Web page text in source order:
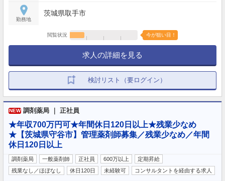
勤務地
茨城県取手市
閲覧状況 今が狙い目！
求人の詳細を見る
検討リスト（要ログイン）
NEW 調剤薬局 ｜ 正社員
★年収700万円可★年間休日120日以上★残業少なめ
★【茨城県守谷市】管理薬剤師募集／残業少なめ／年間
休日120日以上
調剤薬局 一般薬剤師 正社員 600万以上
定期昇給
残業なし／ほぼなし
休日120日 未経験可 コンサルタントを経由する求人